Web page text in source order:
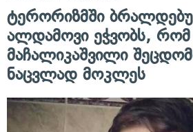
ტერორიზმში
ალდამოვი ეჭვობს, რომ
მაჩალიკაშვილი
ნაცვლად მოკლეს